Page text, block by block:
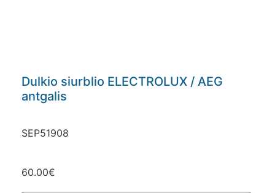
Dulkio siurblio ELECTROLUX / AEG
antgalis
SEP51908
60.00€